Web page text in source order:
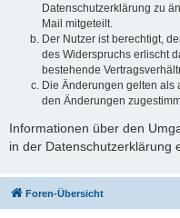
Datenschutzerklärung zu
Mail mitgeteilt.
Der Nutzer ist berechtigt,
des Widerspruchs erlischt
bestehende
Die Änderungen gelten als
den Änderungen
Informationen über den
in der Datenschutzerklärung
Foren-Übersicht